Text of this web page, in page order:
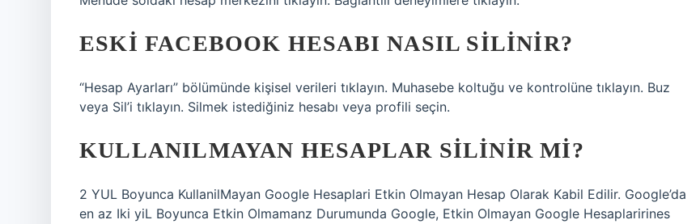
ESKI FACEBOOK HESABI NASIL SILINIR?
“Hesap Ayarları” bölümünde kişisel verileri tıklayın. Muhasebe koltuğu ve kontrolüne tıklayın. Buz
veya Sil’i tıklayın. Silmek istediğiniz hesabı veya profili seçin.
KULLANILMAYAN HESAPLAR SILINIR MI?
2 YUL Boyunca KullanilMayan Google Hesaplari Etkin Olmayan Hesap Olarak Kabil Edilir. Google’da
en az Iki yiL Boyunca Etkin Olmamanz Durumunda Google, Etkin Olmayan Google Hesaplarirines